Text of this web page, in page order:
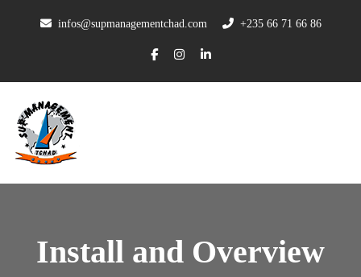
infos@supmanagementchad.com +235 66 71 66 86
Install and Overview